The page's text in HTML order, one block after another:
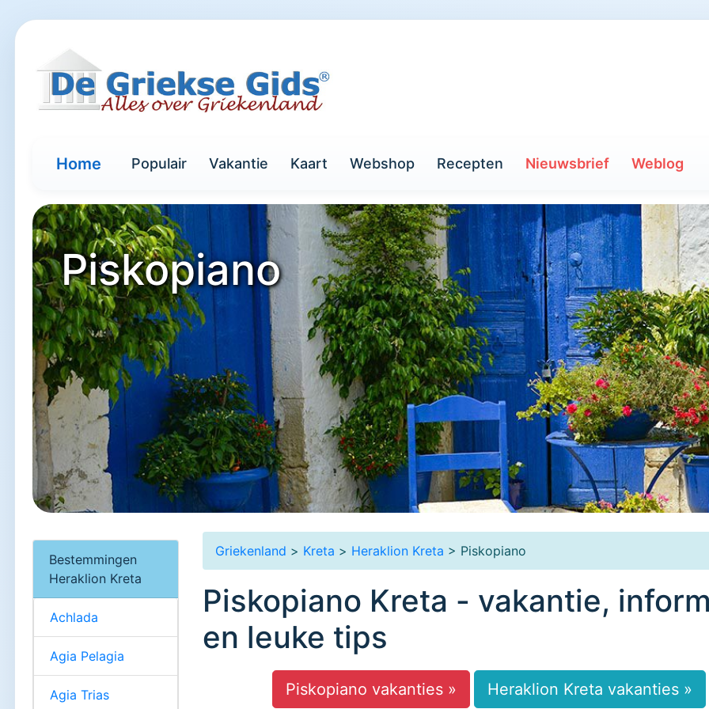
Home Populair Vakantie Kaart Webshop Recepten Nieuwsbrief Weblog
Piskopiano
Griekenland > Kreta > Heraklion Kreta > Piskopiano
Piskopiano Kreta - vakantie,
en leuke tips
Piskopiano vakanties » Heraklion Kreta vakanties »
Bestemmingen
Heraklion Kreta
Achlada
Agia Pelagia
Agia Trias